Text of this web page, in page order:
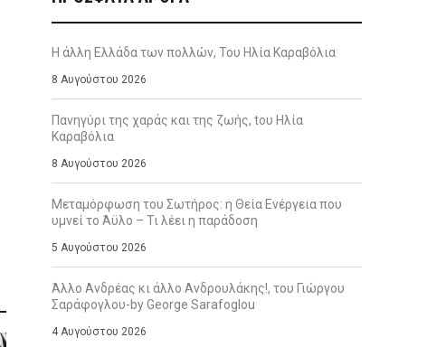
Η άλλη Ελλάδα των πολλών, Του Ηλία Καραβόλια
8 Αυγούστου 2026
Πανηγύρι της χαράς και της ζωής, tου Ηλία
Καραβόλια
8 Αυγούστου 2026
Μεταμόρφωση του Σωτήρος: η Θεία Ενέργεια που
υμνεί το Άϋλο – Τι λέει η παράδοση
5 Αυγούστου 2026
Άλλο Ανδρέας κι άλλο Ανδρουλάκης!, του Γιώργου
Σαράφογλου-by George Sarafoglou
4 Αυγούστου 2026